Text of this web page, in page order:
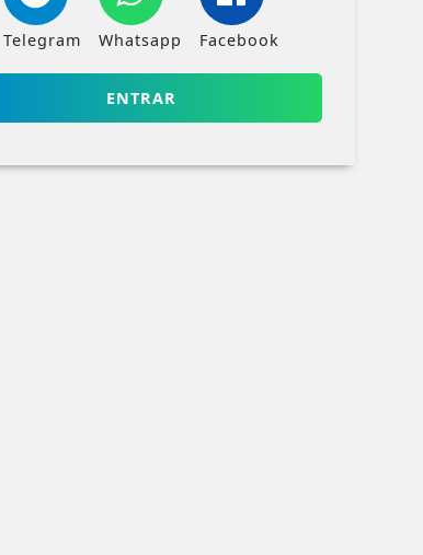
Telegram Whatsapp Facebook
ENTRAR